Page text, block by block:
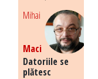
Mihai
Maci
Datoriile se
plătesc